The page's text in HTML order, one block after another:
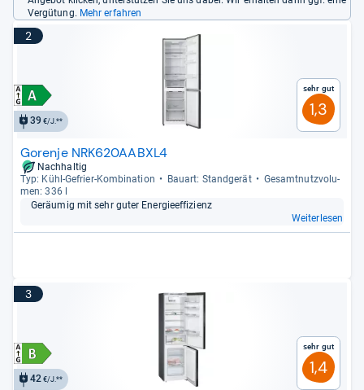
Vergütung. Mehr erfahren
2
39 €/J.**
Sehr gut
1,3
Gorenje NRK620AABXL4
Nachhaltig
Typ: Kühl-​Gefrier-​Kom­bi­na­tion
Bau­art: Stand­ge­rät
Gesamt­nutz­vo­lu­
men: 336 l
Geräu­mig mit sehr guter Ener­gie­ef­fi­zi­enz
Weiterlesen
3
42€/J.**
Sehr gut
1,4